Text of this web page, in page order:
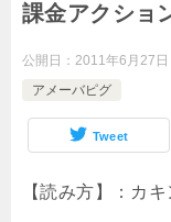
課金アクショ
公開日： 2011年6月27日
アメーバピグ
Tweet
【読み方】：カ